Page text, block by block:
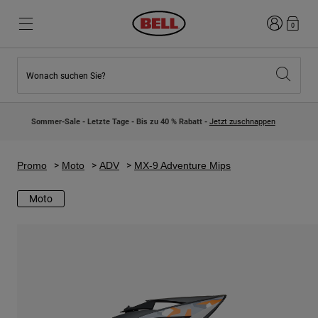
Neuzugänge
Kinder Motocrosshelme
Entdecken Moto
Neuzugänge
Lifestyle
Anmelden
0
Wonach suchen Sie?
Sommer-Sale - Letzte Tage - Bis zu 40 % Rabatt - Jetzt zuschnappen
Promo Moto ADV MX-9 Adventure Mips
Moto